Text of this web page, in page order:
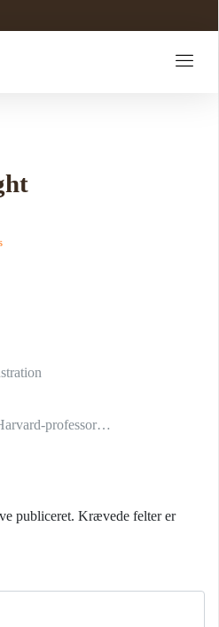
professor…
publiceret. Krævede felter er